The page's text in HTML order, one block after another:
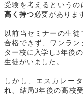
受験を考えるという
高く持つ必要がありま
以前当セミナーの生
合格できず、ワンラン
ター校に入学し3年後
生徒がいました。
しかし、エスカレー
れ 、結局3年後の高校